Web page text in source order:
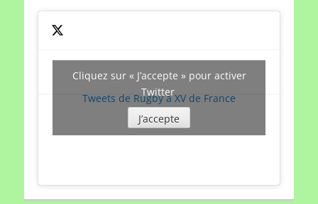
Tweets de Rugby à XV de France
Cliquez sur « J’accepte » pour activer
Twitter
J’accepte